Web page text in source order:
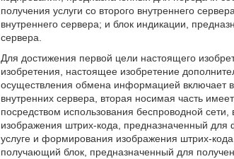
получения услуги со второго внутреннего
внутреннего сервера; и блок индикации,
сервера.
Для достижения первой цели настоящего
изобретения, настоящее изобретение
осуществления обмена информацией включает
внутренних сервера, вторая носимая часть
посредством использования беспроводной
изображения штрих-кода, предназначенный
услуге и формирования изображения штрих-
получающий блок, предназначенный для